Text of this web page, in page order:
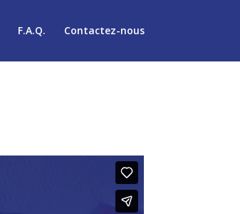
F.A.Q. Contactez-nous